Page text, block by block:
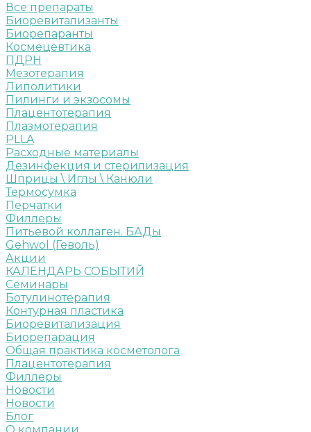
Все препараты
Биоревитализанты
Биорепаранты
Космецевтика
ПДРН
Мезотерапия
Липолитики
Пилинги и экзосомы
Плацентотерапия
Плазмотерапия
PLLA
Расходные материалы
Дезинфекция и стерилизация
Шприцы \ Иглы \ Канюли
Термосумка
Перчатки
Филлеры
Питьевой коллаген. БАДы
Gehwol (Геволь)
Акции
КАЛЕНДАРЬ СОБЫТИЙ
Семинары
Ботулинотерапия
Контурная пластика
Биоревитализация
Биорепарация
Общая практика косметолога
Плацентотерапия
Филлеры
Новости
Новости
Блог